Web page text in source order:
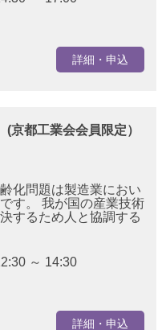
詳細・申込
都工業会会員限定）
化問題は製造業におい
す。 我が国の産業技術
するため人と協調する
～ 14:30
詳細・申込